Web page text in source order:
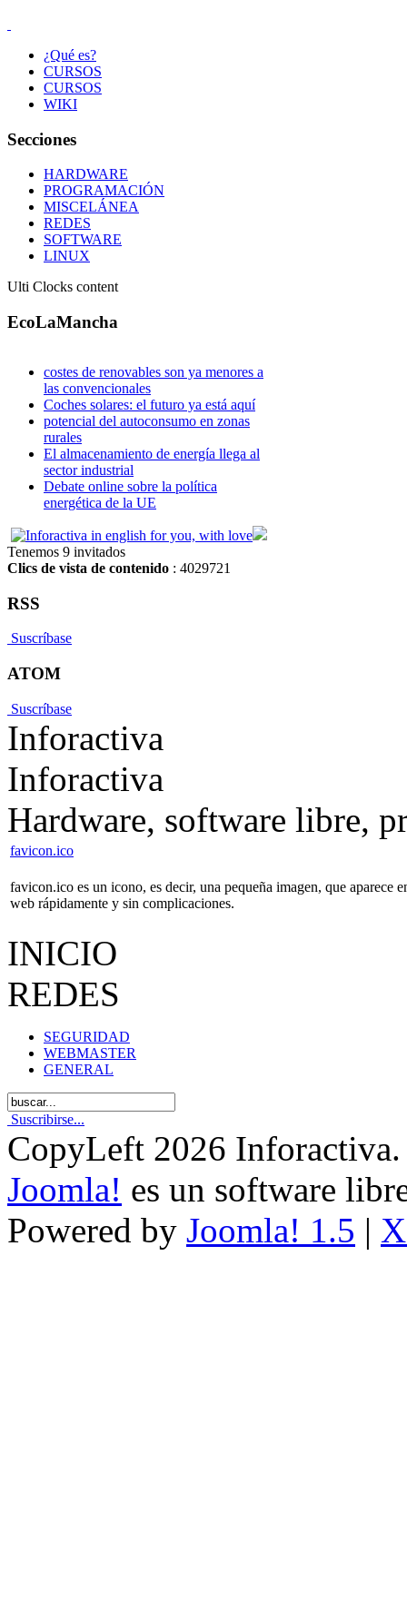
¿Qué es?
CURSOS
CURSOS
WIKI
Secciones
HARDWARE
PROGRAMACIÓN
MISCELÁNEA
REDES
SOFTWARE
LINUX
Ulti Clocks content
EcoLaMancha
costes de renovables son ya menores a
las convencionales
Coches solares: el futuro ya está aquí
potencial del autoconsumo en zonas
rurales
El almacenamiento de energía llega al
sector industrial
Debate online sobre la política
energética de la UE
Tenemos 9 invitados
Clics de vista de contenido : 4029721
RSS
Suscríbase
ATOM
Suscríbase
Inforactiva
Inforactiva
Hardware, software libre,
favicon.ico
favicon.ico es un icono, es decir, una pequeña imagen, que
web rápidamente y sin complicaciones.
INICIO
REDES
SEGURIDAD
WEBMASTER
GENERAL
Suscribirse...
CopyLeft 2026 Inforactiva.
Joomla! es un software
Powered by Joomla! 1.5 |